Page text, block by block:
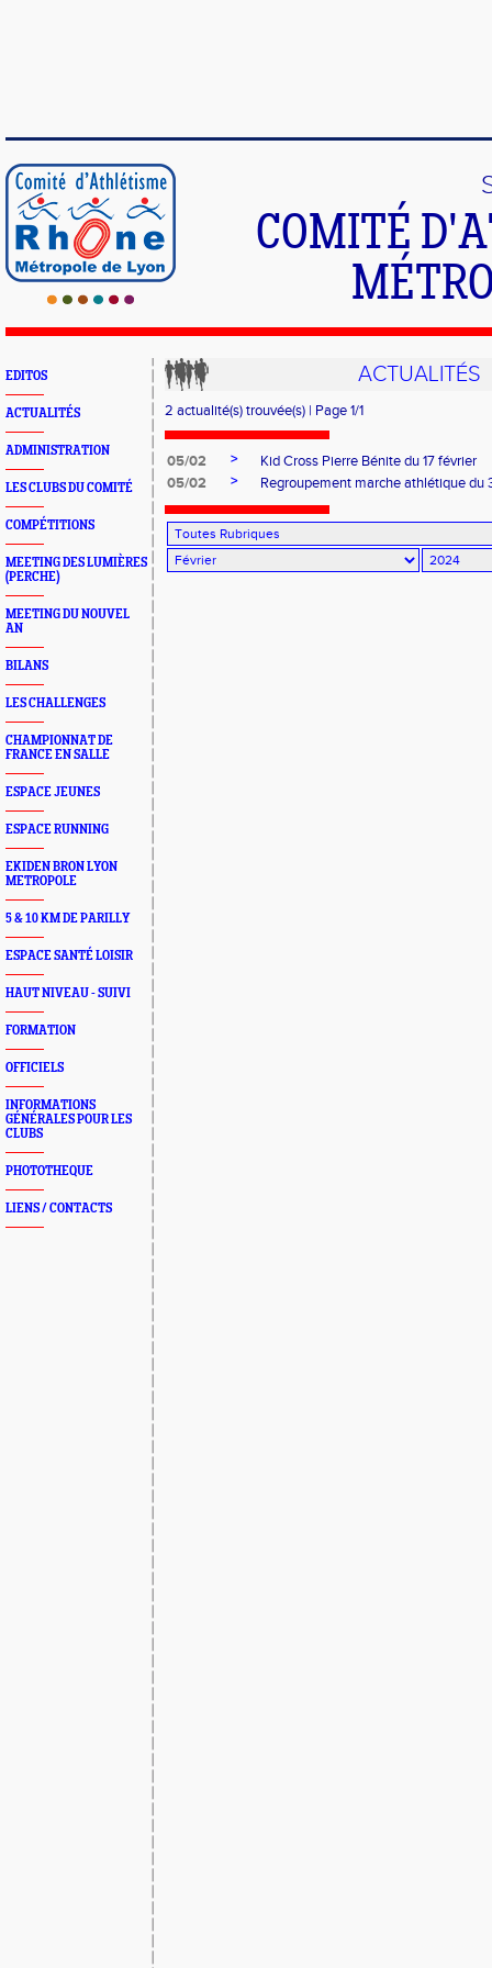
COMITÉ
EDITOS
ACTUALITÉS
ADMINISTRATION
LES CLUBS DU COMITÉ
COMPÉTITIONS
MEETING DES LUMIÈRES
(PERCHE)
MEETING DU NOUVEL
AN
BILANS
LES CHALLENGES
CHAMPIONNAT DE
FRANCE EN SALLE
ESPACE JEUNES
ESPACE RUNNING
EKIDEN BRON LYON
METROPOLE
5 & 10 KM DE PARILLY
ESPACE SANTÉ LOISIR
HAUT NIVEAU - SUIVI
FORMATION
OFFICIELS
INFORMATIONS
GÉNÉRALES POUR LES
CLUBS
PHOTOTHEQUE
LIENS / CONTACTS
ACTUALITÉS
2 actualité(s) trouvée(s) | Page 1/1
05/02 >
Kid Cross Pierre Bénite du 17 février
05/02
> Regroupement marche athlétique du